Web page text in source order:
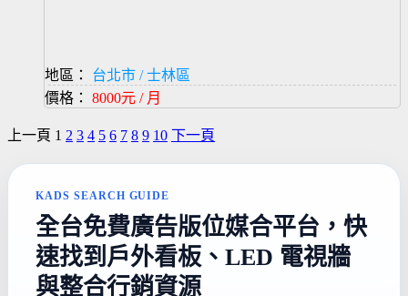
地區：
台北市 / 士林區
價格： 8000元 / 月
上一頁 1 2 3 4 5 6 7 8 9 10 下一頁
KADS SEARCH GUIDE
全台免費廣告版位媒合平台，快
速找到戶外看板、LED 電視牆
與整合行銷資源